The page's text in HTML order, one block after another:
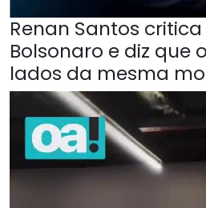
Renan Santos critica
Bolsonaro e diz que
lados da mesma